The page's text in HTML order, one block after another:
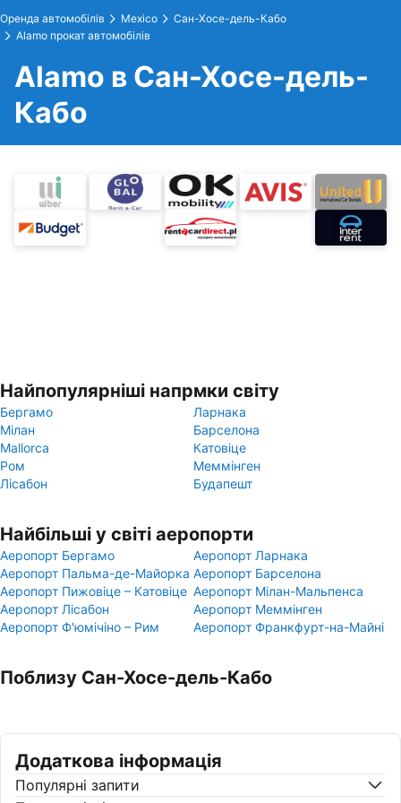
Оренда автомобілів Mexico
Сан-Хосе-дель-Кабо
Alamo прокат автомобілів
Alamo в Сан-Хосе-дель-
Кабо
Найпопулярніші напрмки світу
Бергамо
Ларнака
Мілан
Барселона
Mallorca
Катовіце
Ром
Меммінген
Лісабон
Будапешт
Найбільші у світі аеропорти
Аеропорт Бергамо
Аеропорт Ларнака
Аеропорт Пальма-де-Майорка Аеропорт Барселона
Аеропорт Пижовіце – Катовіце Аеропорт Мілан-Мальпенса
Аеропорт Лісабон
Аеропорт Меммінген
Аеропорт Ф'юмічіно – Рим
Аеропорт Франкфурт-на-Майні
Поблизу Сан-Хосе-дель-Кабо
Додаткова інформація
Популярні запити